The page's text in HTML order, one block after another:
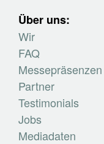
Über uns:
Wir
FAQ
Messepräsenzen
Partner
Testimonials
Jobs
Mediadaten